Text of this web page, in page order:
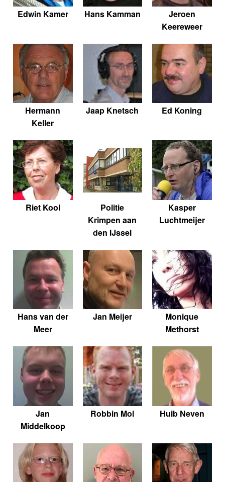
Edwin Kamer Hans Kamman
Jeroen
Keereweer
Hermann
Keller
Jaap Knetsch Ed Koning
Riet Kool
Politie
Krimpen aan
den IJssel
Kasper
Luchtmeijer
Hans van der
Meer
Jan Meijer
Monique
Methorst
Jan
Middelkoop
Robbin Mol Huib Neven